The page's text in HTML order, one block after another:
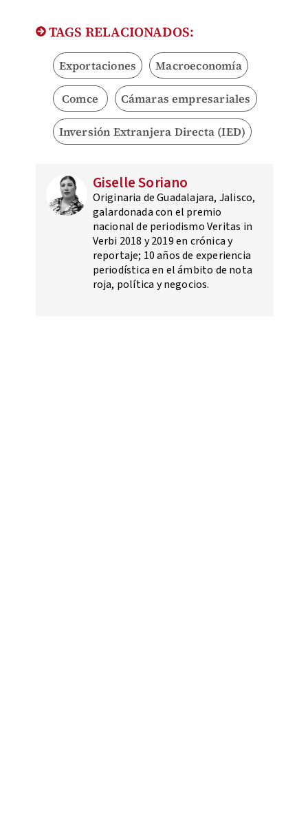
TAGS RELACIONADOS:
Exportaciones Macroeconomía
Comce Cámaras empresariales
Inversión Extranjera Directa (IED)
Giselle Soriano
Originaria de Guadalajara, Jalisco,
galardonada con el premio
nacional de periodismo Veritas in
Verbi 2018 y 2019 en crónica y
reportaje; 10 años de experiencia
periodística en el ámbito de nota
roja, política y negocios.